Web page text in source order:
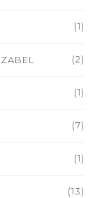
(1)
(2)
(1)
(7)
(1)
(13)